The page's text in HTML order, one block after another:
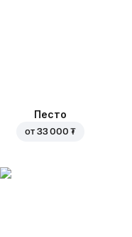
Песто
от 33 000 ₮